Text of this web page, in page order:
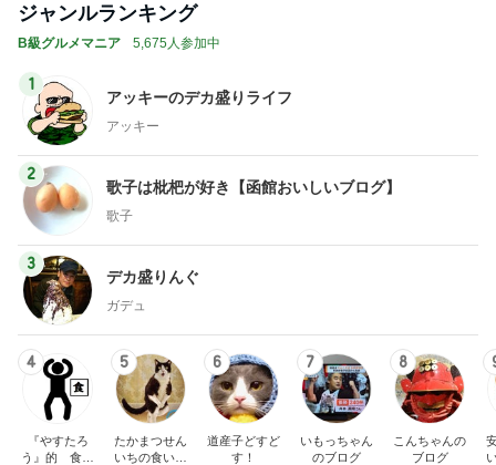
ジャンルランキング
B級グルメマニア 5,675人参加中
1
アッキーのデカ盛りライフ
アッキー
2
歌子は枇杷が好き【函館おいしいブログ】
歌子
3
デカ盛りんぐ
ガデュ
4
『やすたろ
う』的 食の
5
たかまつせん
いちの食い散
6
道産子どすど
す！
7
いもっちゃん
のブログ
8
こんちゃんの
ブログ